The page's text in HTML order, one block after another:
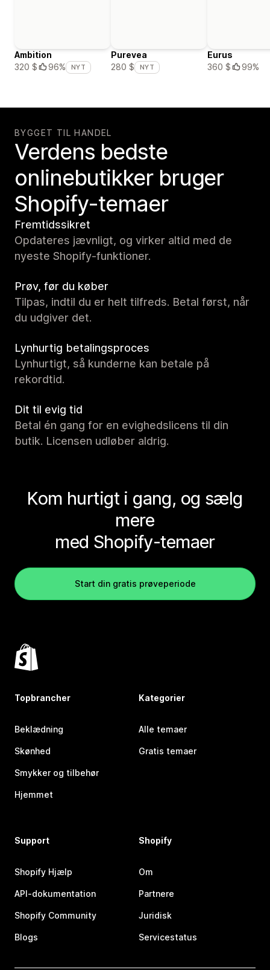
Ambition
320 $
96% NYT
Purevea
280 $
NYT
Eurus
360 $
99%
BYGGET TIL HANDEL
Verdens bedste
onlinebutikker bruger
Shopify-temaer
Fremtidssikret
Opdateres jævnligt, og virker altid med de
nyeste Shopify-funktioner.
Prøv, før du køber
Tilpas, indtil du er helt tilfreds. Betal først, når
du udgiver det.
Lynhurtig betalingsproces
Lynhurtigt, så kunderne kan betale på
rekordtid.
Dit til evig tid
Betal én gang for en evighedslicens til din
butik. Licensen udløber aldrig.
Kom hurtigt i gang, og sælg
mere
med Shopify-temaer
Start din gratis prøveperiode
Topbrancher
Beklædning
Skønhed
Smykker og tilbehør
Hjemmet
Kategorier
Alle temaer
Gratis temaer
Support
Shopify Hjælp
API-dokumentation
Shopify Community
Blogs
Shopify
Om
Partnere
Juridisk
Servicestatus